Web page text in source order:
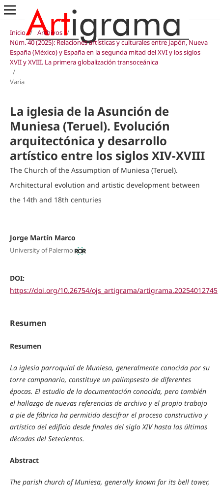
Inicio / Archivos /
Núm. 40 (2025): Relaciones artísticas y culturales entre Japón, Nueva
España (México) y España en la segunda mitad del XVI y los siglos
XVII y XVIII. La primera globalización transoceánica
/
Varia
La iglesia de la Asunción de
Muniesa (Teruel). Evolución
arquitectónica y desarrollo
artístico entre los siglos XIV-XVIII
The Church of the Assumption of Muniesa (Teruel).
Architectural evolution and artistic development between
the 14th and 18th centuries
Jorge Martín Marco
University of Palermo
DOI:
https://doi.org/10.26754/ojs_artigrama/artigrama.20254012745
Resumen
Resumen
La iglesia parroquial de Muniesa, generalmente conocida por su
torre campanario, constituye un palimpsesto de diferentes
épocas. El estudio de la documentación conocida, pero también
el hallazgo de nuevas referencias de archivo y el propio trabajo
a pie de fábrica ha permitido descifrar el proceso constructivo y
artístico del edificio desde finales del siglo XIV hasta las últimas
décadas del Setecientos.
Abstract
The parish church of Muniesa, generally known for its bell tower,